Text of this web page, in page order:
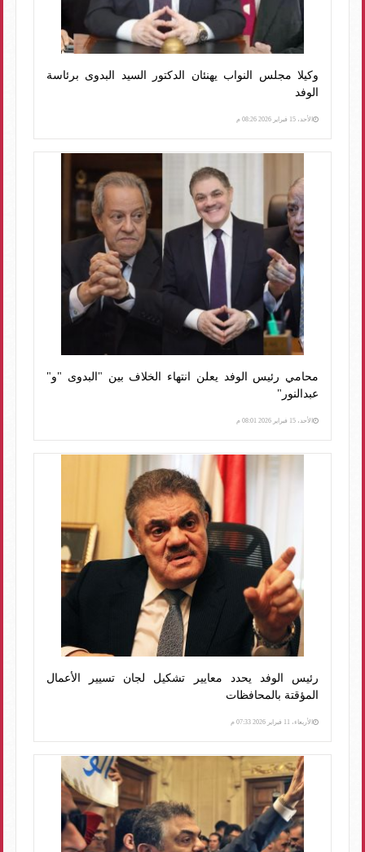
وكيلا مجلس النواب يهنئان الدكتور السيد البدوى برئاسة
الوفد
الأحد، 15 فبراير 2026 08:26 م
محامي رئيس الوفد يعلن انتهاء الخلاف بين "البدوى "و"
عبدالنور"
الأحد، 15 فبراير 2026 08:01 م
رئيس الوفد يحدد معايير تشكيل لجان تسيير الأعمال
المؤقتة بالمحافظات
الأربعاء، 11 فبراير 2026 07:33 م